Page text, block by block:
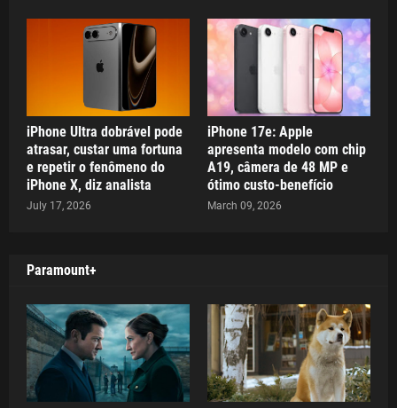
iPhone Ultra dobrável pode
atrasar, custar uma fortuna
e repetir o fenômeno do
iPhone X, diz analista
July 17, 2026
iPhone 17e: Apple
apresenta modelo com chip
A19, câmera de 48 MP e
ótimo custo-benefício
March 09, 2026
Paramount+